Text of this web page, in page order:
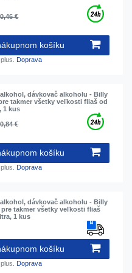
€
košíku
plus. Doprava
dávkovač alkoholu - Billy
takmer všetky veľkosti fliaš od
1 kus
€
košíku
plus. Doprava
dávkovač alkoholu - Billy
pre takmer všetky veľkosti fliaš
1 kus
košíku
plus. Doprava